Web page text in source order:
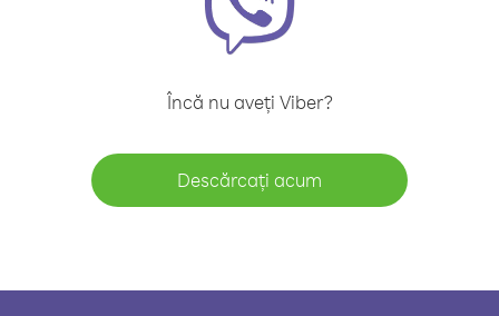
Încă nu aveți Viber?
Descărcați acum